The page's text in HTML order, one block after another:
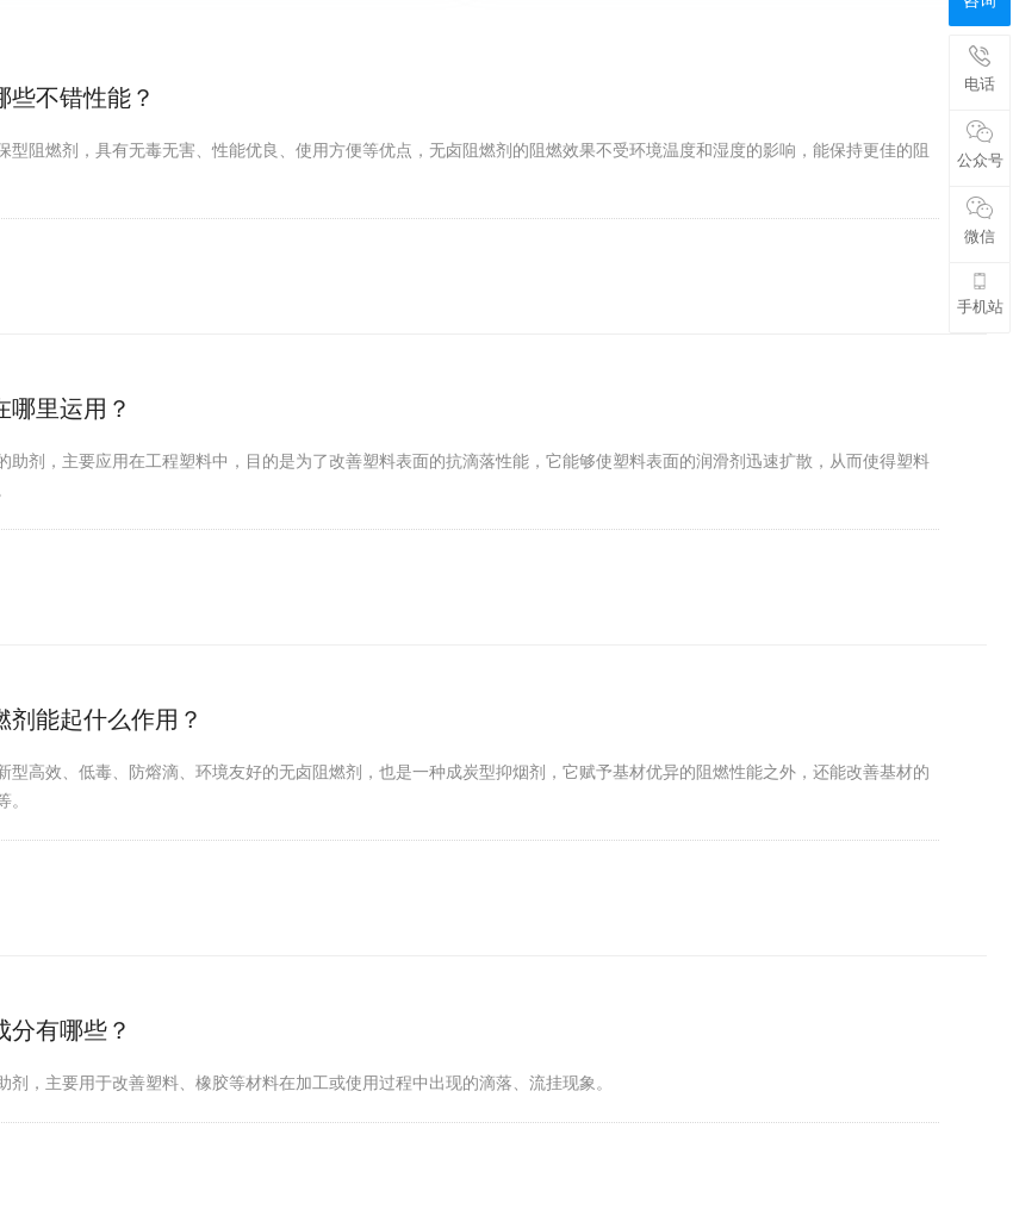
些不错性能？
型阻燃剂，具有无毒无害、性能优良、使用方便等优点，无卤阻燃剂的阻燃效果不受环境温度和湿度的影响，能保持更佳的阻
哪里运用？
助剂，主要应用在工程塑料中，目的是为了改善塑料表面的抗滴落性能，它能够使塑料表面的润滑剂迅速扩散，从而使得塑料
剂能起什么作用？
型高效、低毒、防熔滴、环境友好的无卤阻燃剂，也是一种成炭型抑烟剂，它赋予基材优异的阻燃性能之外，还能改善基材的
。
分有哪些？
剂，主要用于改善塑料、橡胶等材料在加工或使用过程中出现的滴落、流挂现象。
电话
公众号
微信
手机站